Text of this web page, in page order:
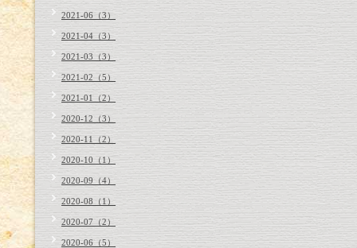
2021-06（3）
2021-04（3）
2021-03（3）
2021-02（5）
2021-01（2）
2020-12（3）
2020-11（2）
2020-10（1）
2020-09（4）
2020-08（1）
2020-07（2）
2020-06（5）